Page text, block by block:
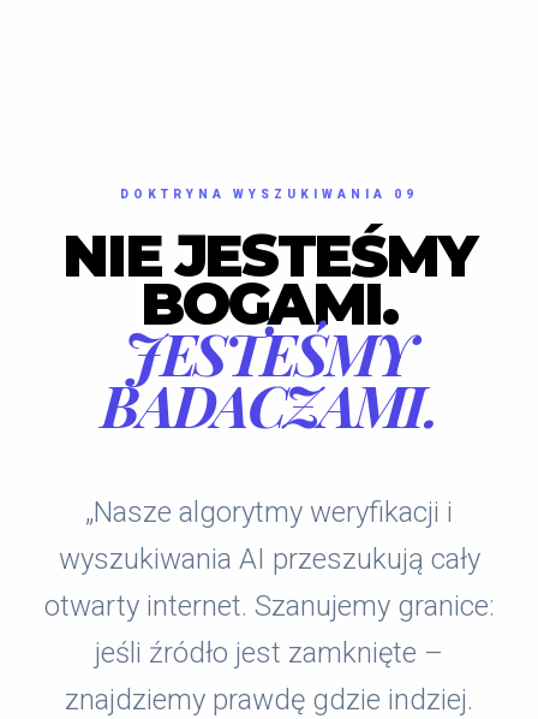
DOKTRYNA WYSZUKIWANIA 09
NIE JESTEŚMY
BOGAMI.
JESTEŚMY
BADACZAMI.
„Nasze algorytmy weryfikacji i
wyszukiwania AI przeszukują cały
otwarty internet. Szanujemy granice:
jeśli źródło jest zamknięte –
znajdziemy prawdę gdzie indziej.